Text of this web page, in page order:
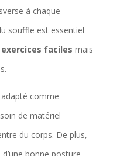
à chaque
souffle est essentiel
exercices faciles mais
comme
de matériel
du corps. De plus,